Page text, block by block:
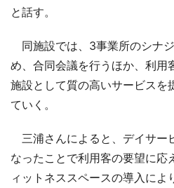
と話す。
同施設では、3事業所のシナ
め、合同会議を行うほか、利用
施設として質の高いサービスを
ていく。
三浦さんによると、デイサー
なったことで利用客の要望に応
ィットネススペースの導入によ